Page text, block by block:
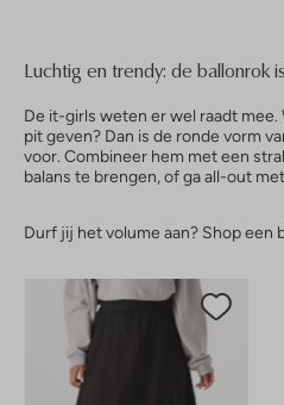
Luchtig en trendy: de ballonrok
De it-girls weten er wel raadt
pit geven? Dan is de ronde vorm
voor. Combineer hem met een
balans te brengen, of ga all-out
Durf jij het volume aan? Shop een